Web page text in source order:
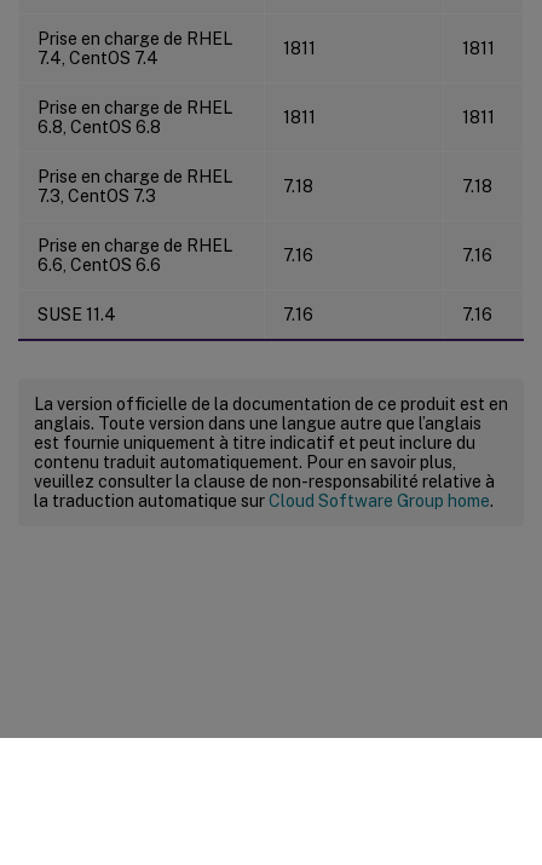
Prise en charge de RHEL
7.4, CentOS 7.4
1811 1811
Prise en charge de RHEL
6.8, CentOS 6.8
1811 1811
Prise en charge de RHEL
7.3, CentOS 7.3
7.18 7.18
Prise en charge de RHEL
6.6, CentOS 6.6
7.16 7.16
SUSE 11.4 7.16 7.16
La version officielle de la documentation de ce produit est en
anglais. Toute version dans une langue autre que l’anglais
est fournie uniquement à titre indicatif et peut inclure du
contenu traduit automatiquement. Pour en savoir plus,
veuillez consulter la clause de non-responsabilité relative à
la traduction automatique surCloud Software Group home.